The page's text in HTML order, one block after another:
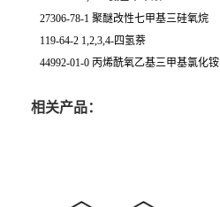
27306-78-1 聚醚改性七甲基三硅氧烷
119-64-2 1,2,3,4-四氢萘
44992-01-0 丙烯酰氧乙基三甲基氯化铵
相关产品：